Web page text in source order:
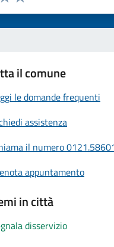
Valuta 5 stelle su 5
4 stelle su 5
3 stelle su 5
su 5
su 5
il comune
le domande frequenti
assistenza
il numero
appuntamento
in città
disservizio